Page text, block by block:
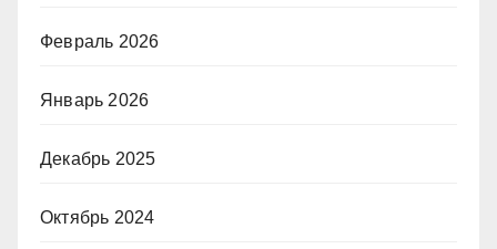
Февраль 2026
Январь 2026
Декабрь 2025
Октябрь 2024